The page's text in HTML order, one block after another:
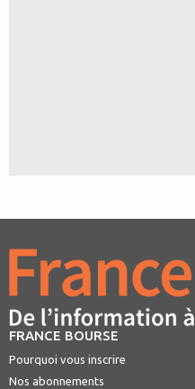
FRANCE BOURSE
Pourquoi vous inscrire
Nos abonnements